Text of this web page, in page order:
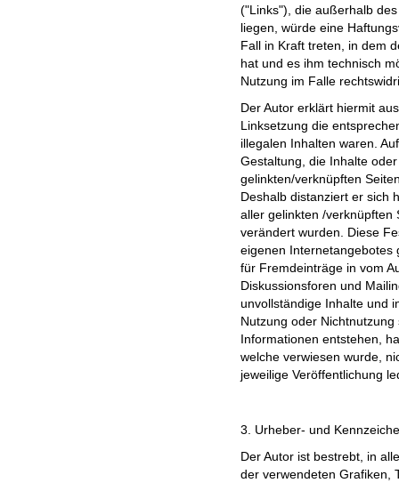
("Links"), die außerhalb
liegen, würde eine
Fall in Kraft treten, in dem
hat und es ihm technisch
Nutzung im Falle
Der Autor erklärt hiermit
Linksetzung die
illegalen Inhalten waren.
Gestaltung, die Inhalte
gelinkten/verknüpften
Deshalb distanziert er sich
aller gelinkten /verknüpften
verändert wurden. Diese
eigenen Internetangebotes
für Fremdeinträge in vom
Diskussionsforen und
unvollständige Inhalte und
Nutzung oder
Informationen entstehen,
welche verwiesen wurde,
jeweilige Veröffentlichung
3. Urheber- und
Der Autor ist bestrebt, in
der verwendeten Grafiken,